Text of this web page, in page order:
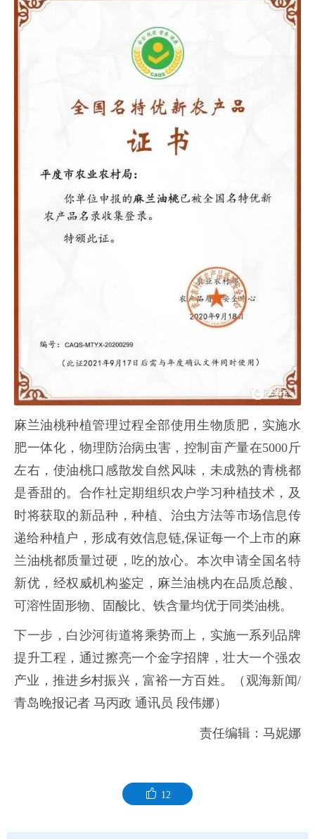
麻兰油桃种植管理过程全部使用生物质肥，实施水
肥一体化，物理防治病虫害，控制亩产量在5000斤
左右，使油桃口感散发自然风味，未成熟的青桃都
是香甜的。合作社定期组织农户学习种植技术，及
时将获取的新品种，种植、治虫方法等市场信息传
递给种植户，形成有效信息链,保证每一个上市的麻
兰油桃都质量过硬，吃的放心。本次申请全国名特
新优，经权威机构鉴定，麻兰油桃内在品质总酸、
可溶性固形物、固酸比、铁含量均优于同类油桃。
下一步，白沙河街道将乘势而上，实施一系列品牌
提升工程，通过擦亮一个金字招牌，壮大一个强农
产业，推进乡村振兴，富裕一方百姓。（观海新闻/
青岛晚报记者 马丙政 通讯员 段伟娜）
责任编辑：马妮娜
12